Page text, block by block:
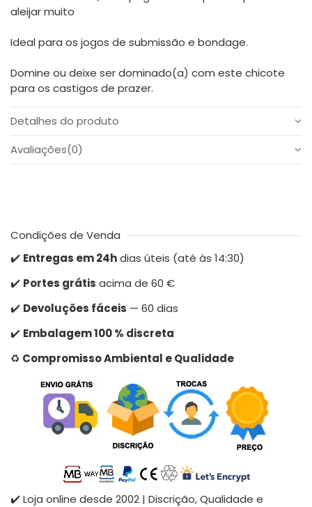
aleijar muito
Ideal para os jogos de submissão e bondage.
Domine ou deixe ser dominado(a) com este chicote
para os castigos de prazer.
Detalhes do produto
Avaliações(0)
Condições de Venda
✔️ Entregas em 24hdias úteis (até às 14:30)
✔️ Portes grátis acima de 60 €
✔️ Devoluções fáceis — 60 dias
✔️ Embalagem 100 % discreta
♻️ Compromisso Ambiental e Qualidade
✔️ Loja online desde 2002 | Discrição, Qualidade e